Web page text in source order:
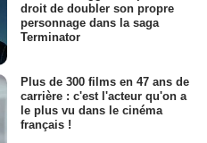
droit de doubler son propre
personnage dans la saga
Terminator
Plus de 300 films en 47 ans de
carrière : c'est l'acteur qu'on a
le plus vu dans le cinéma
français !